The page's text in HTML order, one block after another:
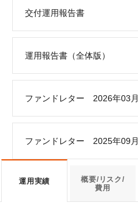
交付運用報告書
運用報告書（全体版）
ファンドレター 2026年03月
ファンドレター 2025年09月
運用実績
概要/リスク/
費用